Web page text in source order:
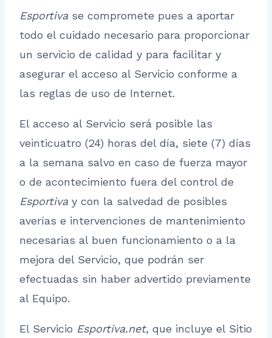
Esportiva se compromete pues a aportar
todo el cuidado necesario para proporcionar
un servicio de calidad y para facilitar y
asegurar el acceso al Servicio conforme a
las reglas de uso de Internet.
El acceso al Servicio será posible las
veinticuatro (24) horas del día, siete (7) días
a la semana salvo en caso de fuerza mayor
o de acontecimiento fuera del control de
Esportiva y con la salvedad de posibles
averías e intervenciones de mantenimiento
necesarias al buen funcionamiento o a la
mejora del Servicio, que podrán ser
efectuadas sin haber advertido previamente
al Equipo.
El Servicio Esportiva.net, que incluye el Sitio